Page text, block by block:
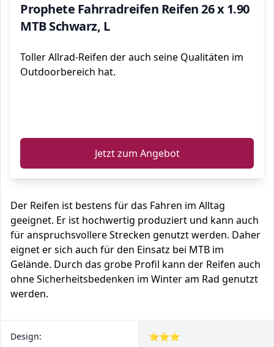
Prophete Fahrradreifen Reifen 26 x 1.90
MTB Schwarz, L
Toller Allrad-Reifen der auch seine Qualitäten im
Outdoorbereich hat.
Jetzt zum Angebot
Der Reifen ist bestens für das Fahren im Alltag
geeignet. Er ist hochwertig produziert und kann auch
für anspruchsvollere Strecken genutzt werden. Daher
eignet er sich auch für den Einsatz bei MTB im
Gelände. Durch das grobe Profil kann der Reifen auch
ohne Sicherheitsbedenken im Winter am Rad genutzt
werden.
Design: ⭐⭐⭐